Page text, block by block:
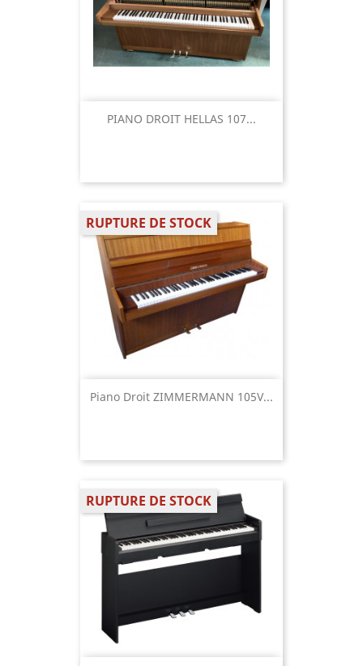
PIANO DROIT HELLAS 107...
Piano Droit ZIMMERMANN 105V...
RUPTURE DE STOCK
RUPTURE DE STOCK